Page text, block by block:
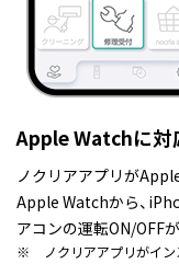
Apple Watchに対
ノクリアアプリが
Apple Watchから、
アコンの運転ON/OFF
※
ノクリアアプリがイ